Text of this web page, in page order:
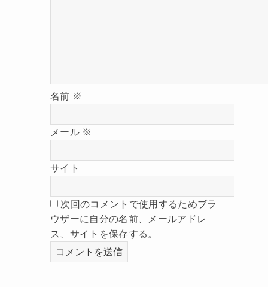
名前 ※
メール ※
サイト
次回のコメントで使用するためブラ
ウザーに自分の名前、メールアドレ
ス、サイトを保存する。